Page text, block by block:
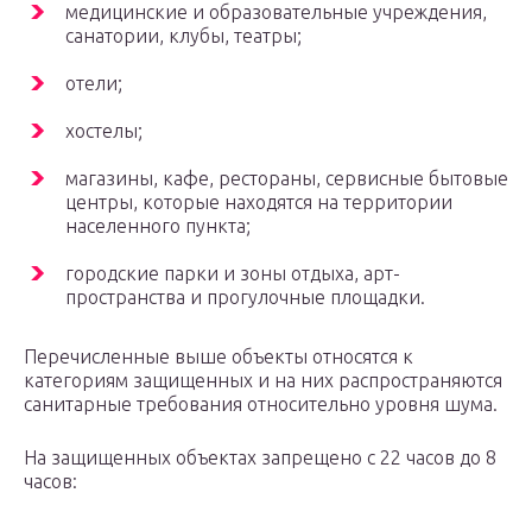
медицинские и образовательные учреждения,
санатории, клубы, театры;
отели;
хостелы;
магазины, кафе, рестораны, сервисные бытовые
центры, которые находятся на территории
населенного пункта;
городские парки и зоны отдыха, арт-
пространства и прогулочные площадки.
Перечисленные выше объекты относятся к
категориям защищенных и на них распространяются
санитарные требования относительно уровня шума.
На защищенных объектах запрещено с 22 часов до 8
часов: